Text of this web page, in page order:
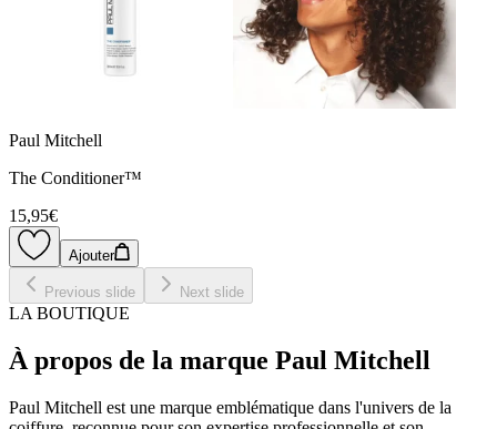
Paul Mitchell
The Conditioner™
15,95€
Ajouter
Previous slide Next slide
LA BOUTIQUE
À propos de la marque Paul Mitchell
Paul Mitchell est une marque emblématique dans l'univers de la